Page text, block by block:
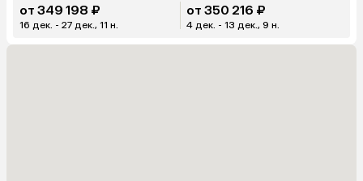
от 349 198 ₽
16 дек. - 27 дек., 11 н.
от 350 216 ₽
4 дек. - 13 дек., 9 н.